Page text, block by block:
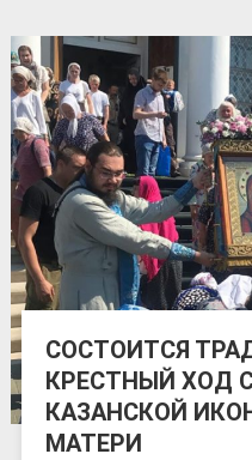
СОСТОИТСЯ
КРЕСТНЫЙ ХОД
КАЗАНСКОЙ
МАТЕРИ